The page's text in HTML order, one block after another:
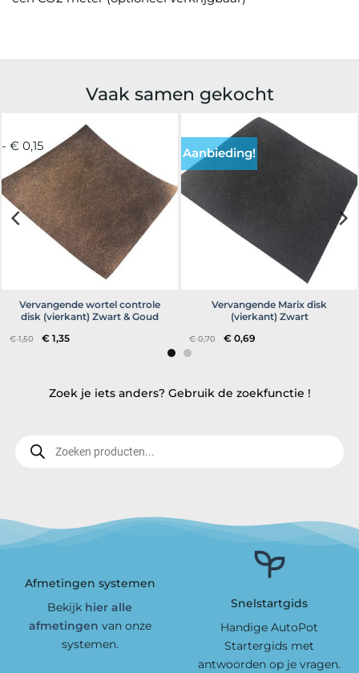
Vaak samen gekocht
- € 0,15
Vervangende wortel controle
disk (vierkant) Zwart & Goud
€1,50 Oorspronkelijke
prijs
€ 1,35Huidige
Aanbieding!
Vervangende Marix disk
(vierkant) Zwart
€0,70 Oorspronkelijke
prijs
€ 0,69
Zoek je iets anders? Gebruik de zoekfunctie !
zoeken
Afmetingen systemen
Bekijk hier alle
afmetingen van onze
systemen.
Snelstartgids
Handige AutoPot
Startergids met
antwoorden op je vragen.